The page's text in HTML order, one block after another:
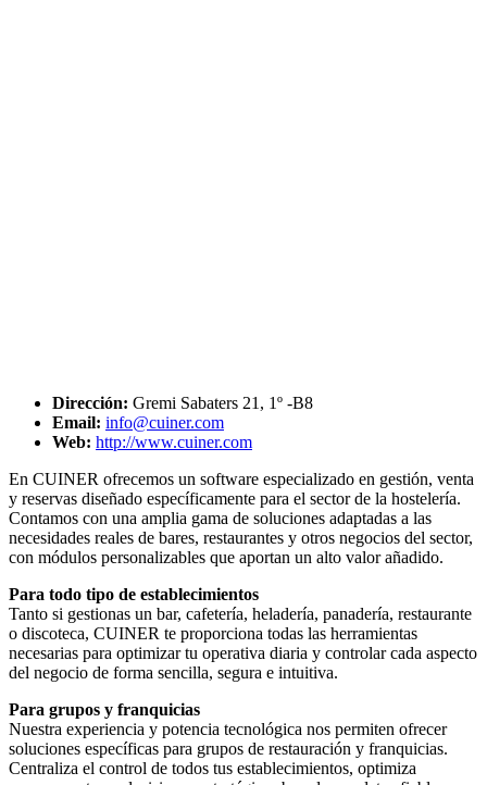
Dirección: Gremi Sabaters 21, 1º -B8
Email: info@cuiner.com
Web: http://www.cuiner.com
En CUINER ofrecemos un software especializado en gestión, venta
y reservas diseñado específicamente para el sector de la hostelería.
Contamos con una amplia gama de soluciones adaptadas a las
necesidades reales de bares, restaurantes y otros negocios del sector,
con módulos personalizables que aportan un alto valor añadido.
Para todo tipo de establecimientos
Tanto si gestionas un bar, cafetería, heladería, panadería, restaurante
o discoteca, CUINER te proporciona todas las herramientas
necesarias para optimizar tu operativa diaria y controlar cada aspecto
del negocio de forma sencilla, segura e intuitiva.
Para grupos y franquicias
Nuestra experiencia y potencia tecnológica nos permiten ofrecer
soluciones específicas para grupos de restauración y franquicias.
Centraliza el control de todos tus establecimientos, optimiza